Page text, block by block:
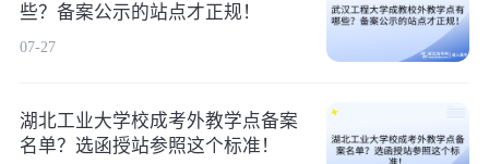
些？备案公示的站点才正规！
07-27
湖北工业大学校成考外教学点备案
名单？选函授站参照这个标准！